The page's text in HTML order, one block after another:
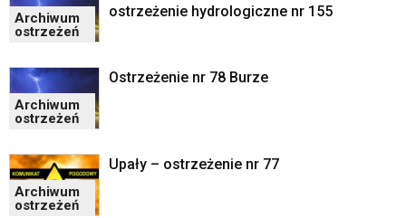
Archiwum
ostrzeżeń
ostrzeżenie hydrologiczne nr 155
Archiwum
ostrzeżeń
Ostrzeżenie nr 78 Burze
Archiwum
ostrzeżeń
Upały – ostrzeżenie nr 77